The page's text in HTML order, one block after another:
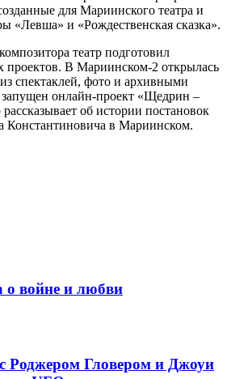
для Мариинского театра и
«Левша» и «Рождественская сказка».
театр подготовил
проектов. В Мариинском-2 открылась
спектаклей, фото и архивными
онлайн-проект «Щедрин –
об истории постановок
Константиновича в Мариинском.
о войне и любви
Роджером Гловером и Джоуи